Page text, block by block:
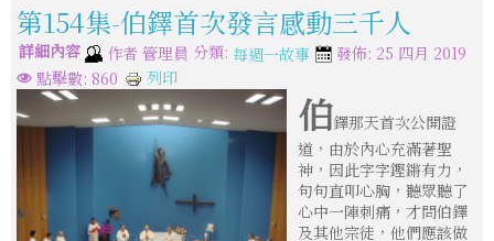
第154集-伯鐸首次發言感動三千人
詳細內容 作者 管理員 分類: 每週一故事
發佈: 25 四月 2019
點擊數: 860
列印
伯鐸那天首次公開證
道，由於內心充滿著聖
神，因此字字鏗鏘有力，
句句直叩心胸，聽眾聽了
心中一陣刺痛，才問伯鐸
及其他宗徒，他們應該做